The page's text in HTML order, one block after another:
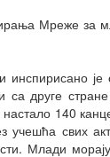
Мреже за
је
друге
140
учешћа свих
Млади